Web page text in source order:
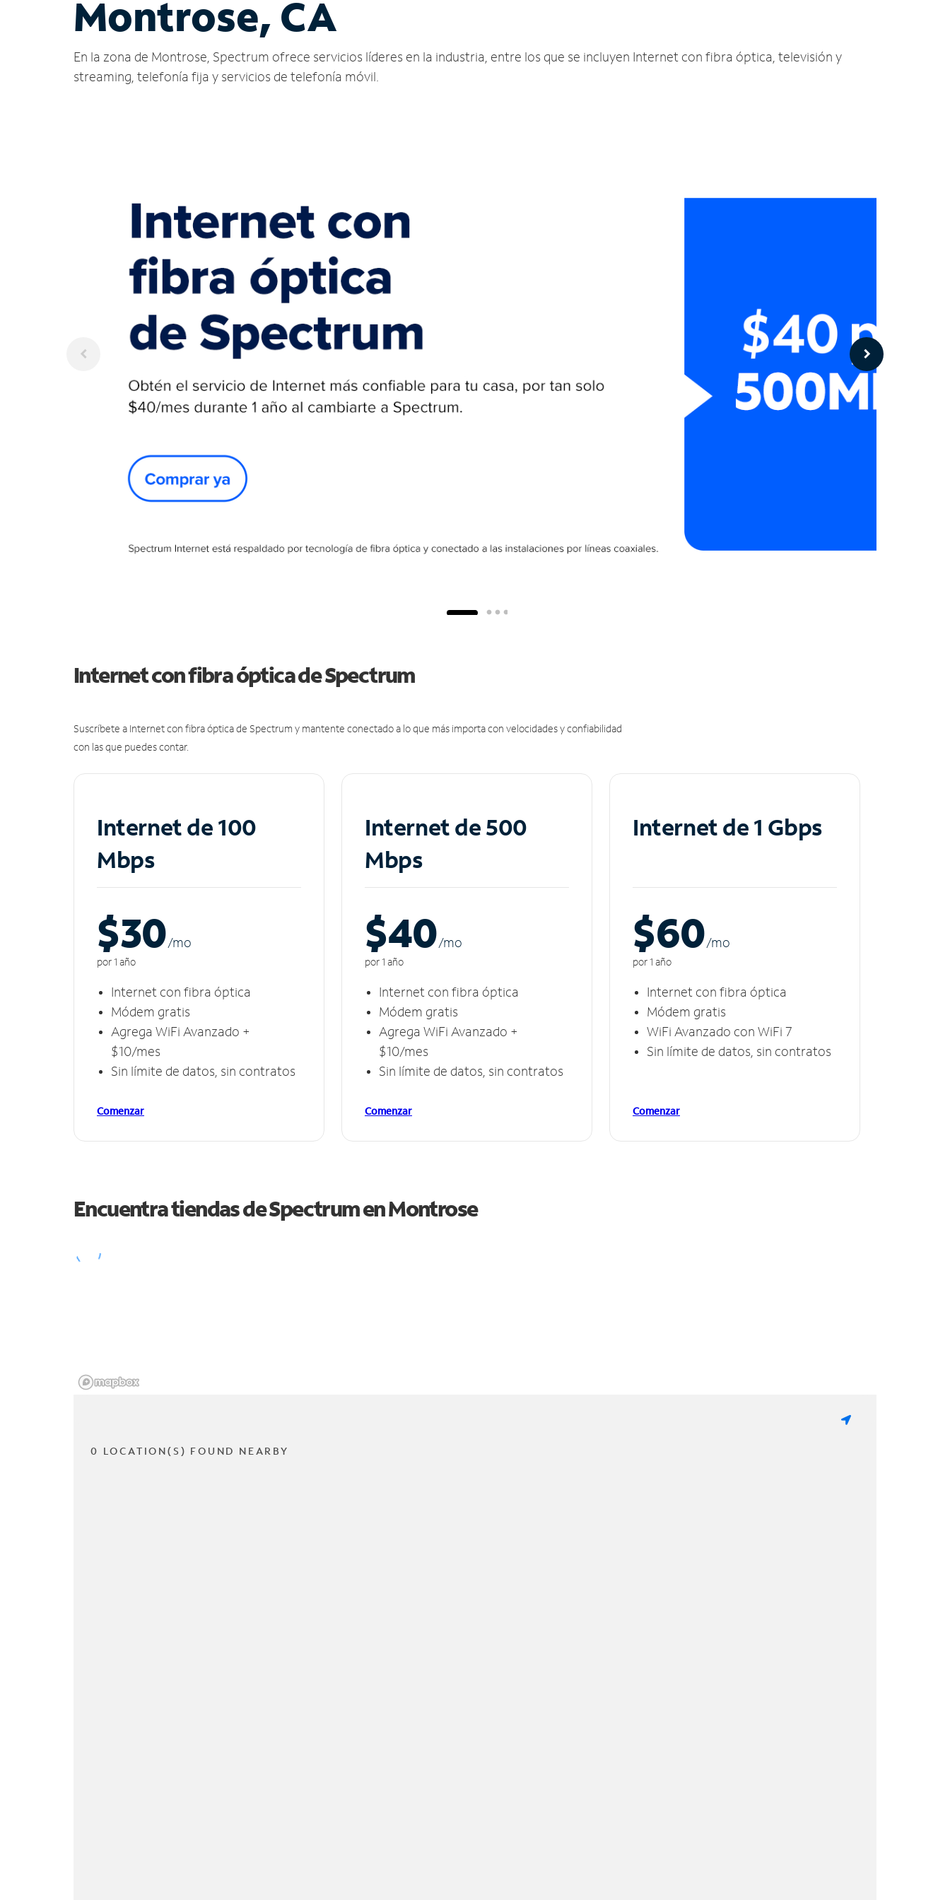
Montrose, CA
En la zona de Montrose, Spectrum ofrece servicios líderes en la industria, entre los que se incluyen Internet con fibra óptica, televisión y
streaming, telefonía fija y servicios de telefonía móvil.
Internet con fibra óptica de Spectrum
Suscríbete a Internet con fibra óptica de Spectrum y mantente conectado a lo que más importa con velocidades y confiabilidad
con las que puedes contar.
Internet de 100
Mbps
$30/mo
por 1 año
Internet con fibra óptica
Módem gratis
Agrega WiFi Avanzado +
$10/mes
Sin límite de datos, sin contratos
Comenzar
Internet de 500
Mbps
$40/mo
por 1 año
Internet con fibra óptica
Módem gratis
Agrega WiFi Avanzado +
$10/mes
Sin límite de datos, sin contratos
Comenzar
Internet de 1 Gbps
$60/mo
por 1 año
Internet con fibra óptica
Módem gratis
WiFi Avanzado con WiFi 7
Sin límite de datos, sin contratos
Comenzar
Encuentra tiendas de Spectrum enMontrose
0 LOCATION(S) FOUND NEARBY